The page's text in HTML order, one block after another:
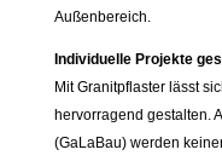
Außenbereich.
Individuelle Projekte
Mit Granitpflaster lässt
hervorragend gestalten.
(GaLaBau) werden